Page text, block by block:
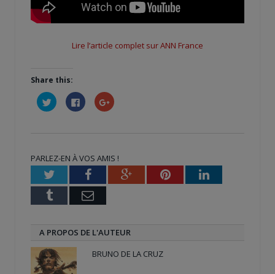
Lire l’article complet sur ANN France
Share this:
Cliquez
pour
partager
fenêtre)
Cliquez
pour
partager
fenêtre)
Cliquez
pour
nouvelle
fenêtre)
PARLEZ-EN À VOS AMIS !
TwitterFacebookGoogle+PinterestLinkedIn
Tumblr Email
A PROPOS DE L'AUTEUR
BRUNO DE LA CRUZ